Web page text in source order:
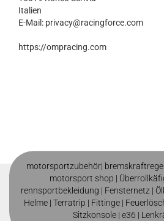
Italien
E-Mail: privacy@racingforce.com
https://ompracing.com
motorsportzubehör|
motorsport shop |
rennsportbekleidung | Fensternetz |
Helme | Terratrip | Fittinge|
Sitzkonsole | e36 |